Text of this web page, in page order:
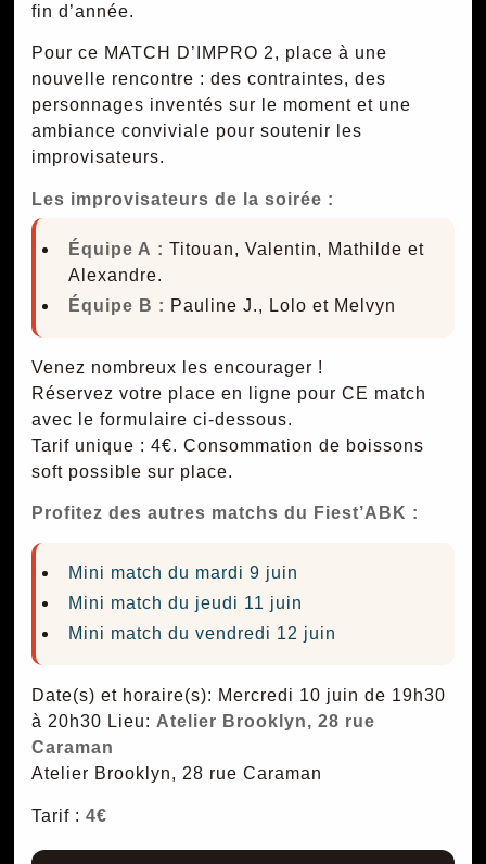
fin d’année.
Pour ce MATCH D’IMPRO 2, place à une
nouvelle rencontre : des contraintes, des
personnages inventés sur le moment et une
ambiance conviviale pour soutenir les
improvisateurs.
Les improvisateurs de la soirée :
Équipe A : Titouan, Valentin, Mathilde et
Alexandre.
Équipe B : Pauline J., Lolo et Melvyn
Venez nombreux les encourager !
Réservez votre place en ligne pour CE match
avec le formulaire ci-dessous.
Tarif unique : 4€. Consommation de boissons
soft possible sur place.
Profitez des autres matchs du Fiest’ABK :
Mini match du mardi 9 juin
Mini match du jeudi 11 juin
Mini match du vendredi 12 juin
Date(s) et horaire(s): Mercredi 10 juin de 19h30
à 20h30 Lieu: Atelier Brooklyn, 28 rue
Caraman
Atelier Brooklyn, 28 rue Caraman
Tarif : 4€